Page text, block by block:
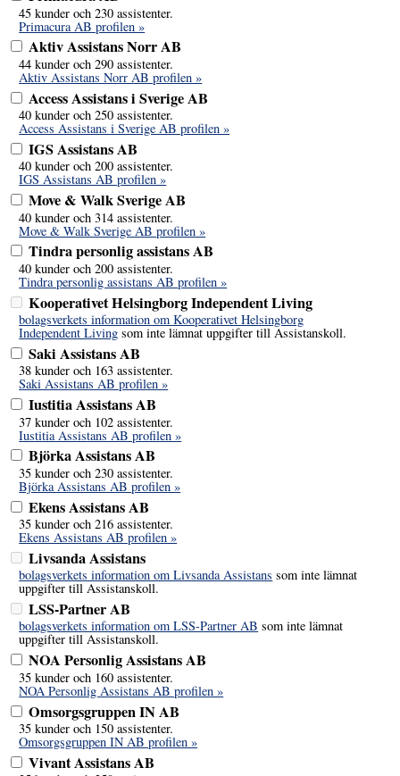
45 kunder och 230 assistenter.
Primacura AB profilen »
Aktiv Assistans Norr AB
44 kunder och 290 assistenter.
Aktiv Assistans Norr AB profilen »
Access Assistans i Sverige AB
40 kunder och 250 assistenter.
Access Assistans i Sverige AB profilen »
IGS Assistans AB
40 kunder och 200 assistenter.
IGS Assistans AB profilen »
Move & Walk Sverige AB
40 kunder och 314 assistenter.
Move & Walk Sverige AB profilen »
Tindra personlig assistans AB
40 kunder och 200 assistenter.
Tindra personlig assistans AB profilen »
Kooperativet Helsingborg Independent Living
bolagsverkets information om Kooperativet Helsingborg
Independent Living som inte lämnat uppgifter till Assistanskoll.
Saki Assistans AB
38 kunder och 163 assistenter.
Saki Assistans AB profilen »
Iustitia Assistans AB
37 kunder och 102 assistenter.
Iustitia Assistans AB profilen »
Björka Assistans AB
35 kunder och 230 assistenter.
Björka Assistans AB profilen »
Ekens Assistans AB
35 kunder och 216 assistenter.
Ekens Assistans AB profilen »
Livsanda Assistans
bolagsverkets information om Livsanda Assistans som inte lämnat
uppgifter till Assistanskoll.
LSS-Partner AB
bolagsverkets information om LSS-Partner AB som inte lämnat
uppgifter till Assistanskoll.
NOA Personlig Assistans AB
35 kunder och 160 assistenter.
NOA Personlig Assistans AB profilen »
Omsorgsgruppen IN AB
35 kunder och 150 assistenter.
Omsorgsgruppen IN AB profilen »
Vivant Assistans AB